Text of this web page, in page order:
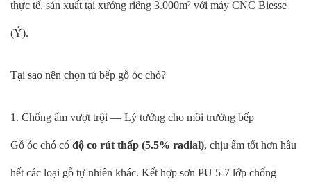
thực tế, sản xuất tại xưởng riêng 3.000m² với máy CNC Biesse
(Ý).
Tại sao nên chọn tủ bếp gỗ óc chó?
1. Chống ẩm vượt trội — Lý tưởng cho môi trường bếp
Gỗ óc chó có độ co rút thấp (5.5% radial), chịu ẩm tốt hơn hầu
hết các loại gỗ tự nhiên khác. Kết hợp sơn PU 5-7 lớp chống